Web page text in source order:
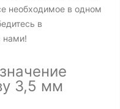
необходимое в одном
в
нами!
3,5 мм